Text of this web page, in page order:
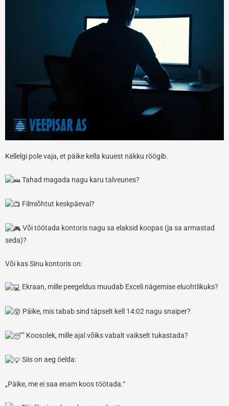
Kellelgi pole vaja, et päike kella kuuest näkku röögib.
Tahad magada nagu karu talveunes?
Filmiõhtut keskpäeval?
Või töötada kontoris nagu sa elaksid koopas (ja sa armastad
seda)?
Või kas Sinu kontoris on:
Ekraan, mille peegeldus muudab Exceli nägemise eluohtlikuks?
Päike, mis tabab sind täpselt kell 14:02 nagu snaiper?
Koosolek, mille ajal võiks vabalt vaikselt tukastada?
Siis on aeg öelda:
„Päike, me ei saa enam koos töötada.“